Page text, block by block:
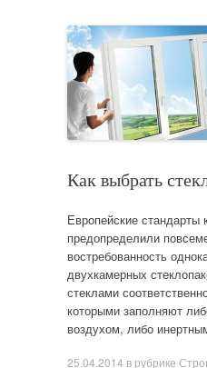
Как выбрать
Европейские стандарты
предопределили
востребованность
двухкамерных
стеклами
которыми заполняют
воздухом, либо
25.04.2014 в рубрике